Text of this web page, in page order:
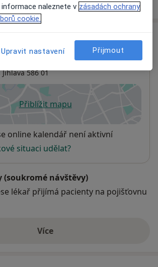
Jihlava586 01
Přiblížit mapuse otevře v nové záložce
online kalendář není aktivní
situaci udělat?
(soukromé návštěvy)
lékař přijímá pacienty na pojišťovnu
Víceo adrese
informace naleznete v zásadách ochrany
cookie.
Upravit nastavení Přijmout